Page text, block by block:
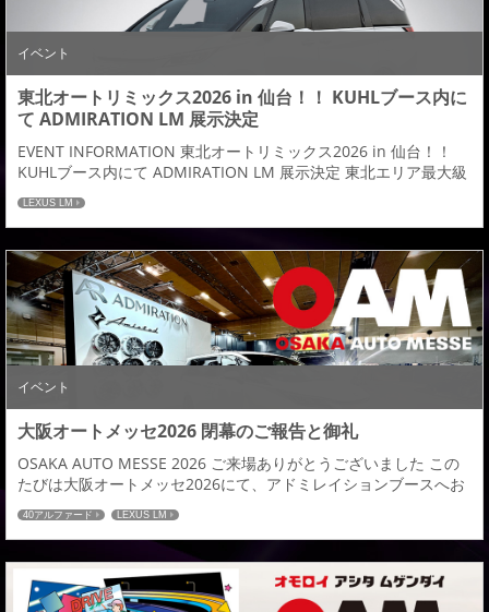
イベント
東北オートリミックス2026 in 仙台！！ KUHLブース内に
て ADMIRATION LM 展示決定
EVENT INFORMATION 東北オートリミックス2026 in 仙台！！
KUHLブース内にて ADMIRATION LM 展示決定 東北エリア最大級
のカスタムカーイベント 「東北オートリミックス2026 in 仙台」
（旧 東北カスタムカーショー）にて、 KUHLブース内にアドミレ
イションLMの展示が決定いたしました。 高い評価を獲得している
LMエアロパーツを、実車でご覧いただける貴重な機...
LEXUS LM
イベント
大阪オートメッセ2026 閉幕のご報告と御礼
OSAKA AUTO MESSE 2026 ご来場ありがとうございました この
たびは大阪オートメッセ2026にて、アドミレイションブースへお
立ち寄りいただき誠にありがとうございました。 会期中は多くの
お客様、関係者の皆様にご来場いただき、スタッフ一同心より御
礼申し上げます。 今回の展示では、東京オートサロンにてご好評
をいただきました、プレミアムと先進性を融合させた LEXUS LM
装着車両 を展...
40アルファード LEXUS LM